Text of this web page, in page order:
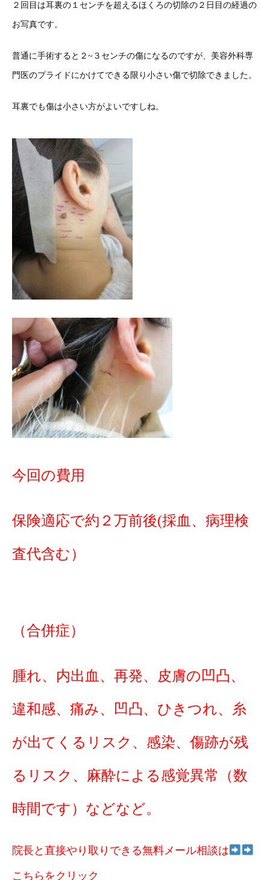
２回目は耳裏の１センチを超えるほくろの切除の２日目の経過の
お写真です。
普通に手術すると２~３センチの傷になるのですが、美容外科専
門医のプライドにかけてできる限り小さい傷で切除できました。
耳裏でも傷は小さい方がよいですしね。
今回の費用
保険適応で約２万前後(採血、病理検
査代含む）
（合併症）
腫れ、内出血、再発、皮膚の凹凸、
違和感、痛み、凹凸、ひきつれ、糸
が出てくるリスク、感染、傷跡が残
るリスク、麻酔による感覚異常（数
時間です）などなど。
院長と直接やり取りできる無料メール相談は
こちらをクリック